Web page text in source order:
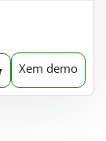
Xem demo